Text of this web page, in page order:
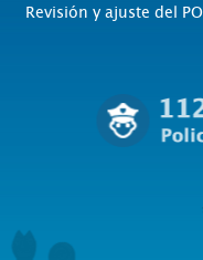
Revisión y ajuste del